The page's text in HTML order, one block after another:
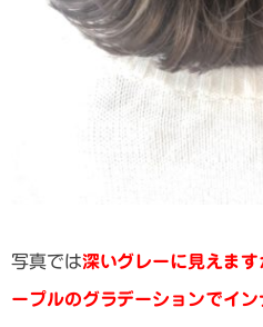
写真では深いグレーに見えま
ープルのグラデーションでイ